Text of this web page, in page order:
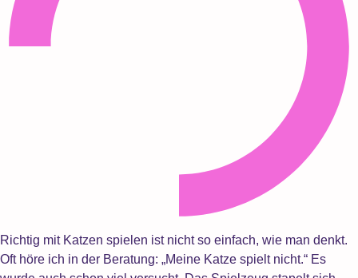
Richtig mit Katzen spielen ist nicht so einfach, wie man denkt.
Oft höre ich in der Beratung: „Meine Katze spielt nicht.“ Es